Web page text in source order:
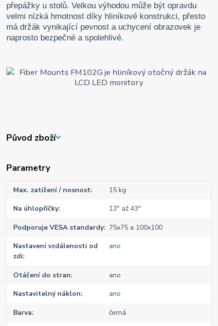
přepážky u stolů. Velkou výhodou může být opravdu
velmi nízká hmotnost díky hliníkové konstrukci, přesto
má držák vynikající pevnost a uchycení obrazovek je
naprosto bezpečné a spolehlivé.
Původ zboží
Parametry
Max. zatížení / nosnost 15 kg
Na úhlopříčky 13" až 43"
Podporuje VESA standardy 75x75 a 100x100
Nastavení vzdálenosti od
zdi
ano
Otáčení do stran ano
Nastavitelný náklon ano
Barva černá